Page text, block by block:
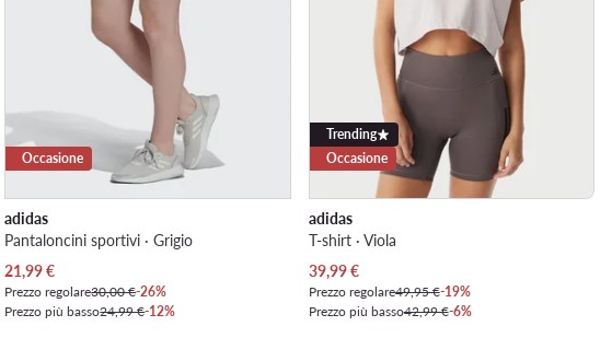
Occasione
adidas
Pantaloncini sportivi · Grigio
Prezzo attuale
21,99€
Prezzo regolare30,00 €-26%
Prezzo più basso24,99 €-12%
Trending
Occasione
adidas
T-shirt · Viola
Prezzo attuale
39,99€
Prezzo regolare49,95 €-19%
Prezzo più basso42,99 €-6%